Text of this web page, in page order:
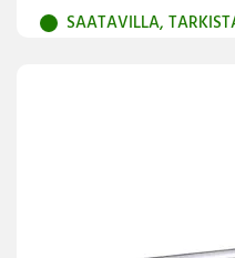
SAATAVILLA,